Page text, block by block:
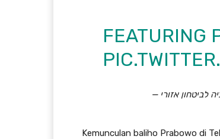
FEATURING
Kemunculan baliho Prabowo di